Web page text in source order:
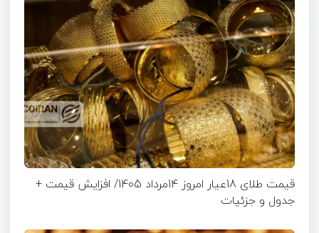
قیمت طلای 18عیار امروز 14مرداد 1405/ افزایش قیمت +
جدول و جزئیات